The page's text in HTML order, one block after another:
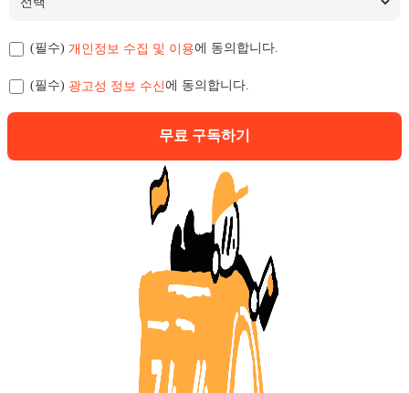
(필수) 개인정보 수집 및 이용에 동의합니다.
(필수) 광고성 정보 수신에 동의합니다.
무료 구독하기